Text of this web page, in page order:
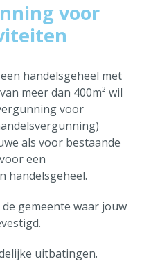
handel en kermissen
van de gemeente
& Ondernemen
Kinderopvang
en kermissen
voor
handelsgeheel met
meer dan 400m² wil
voor
als voor bestaande
een
handelsgeheel.
gemeente waar jouw
uitbatingen.